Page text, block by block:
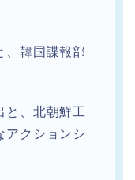
、韓国諜報部
と、北朝鮮工
アクションシ